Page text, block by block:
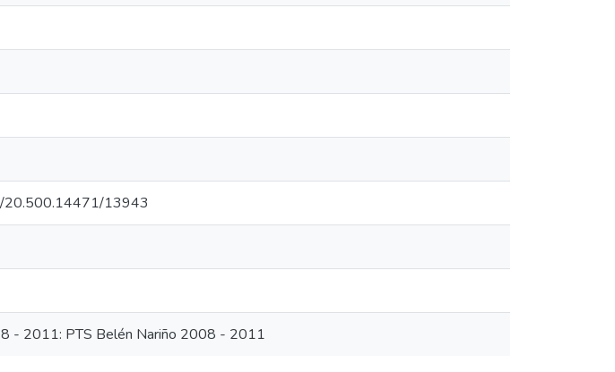
20.500.14471/13943
- 2011: PTS Belén Nariño 2008 - 2011